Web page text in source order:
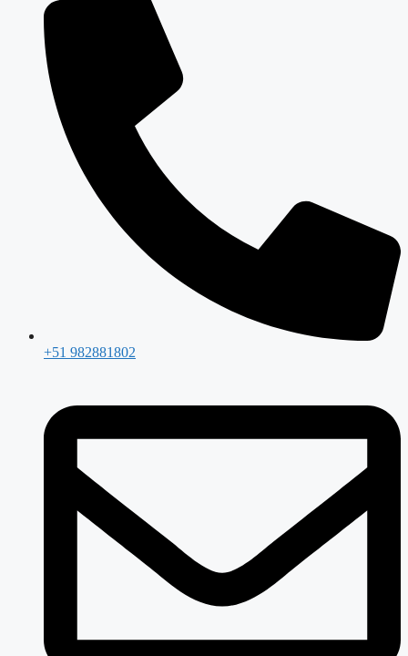
+51 982881802